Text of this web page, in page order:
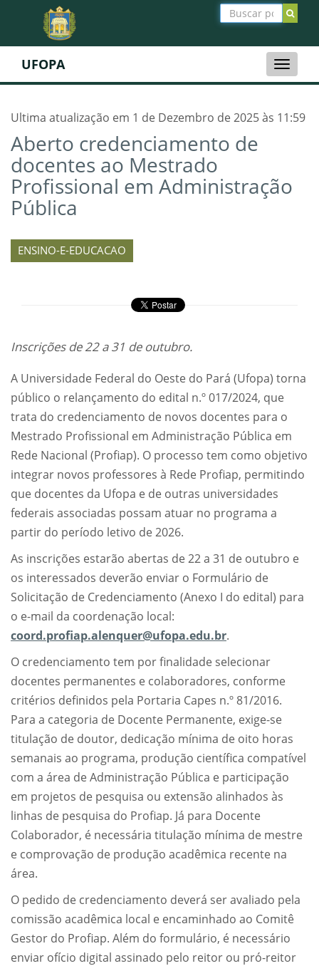
Toggle
UFOPA
Ultima atualização em 1 de Dezembro de 2025 às 11:59
Aberto credenciamento de
docentes ao Mestrado
Profissional em Administração
Pública
ENSINO-E-EDUCACAO
Inscrições de 22 a 31 de outubro.
A Universidade Federal do Oeste do Pará (Ufopa) torna
público o relançamento do edital n.º 017/2024, que
trata do credenciamento de novos docentes para o
Mestrado Profissional em Administração Pública em
Rede Nacional (Profiap). O processo tem como objetivo
integrar novos professores à Rede Profiap, permitindo
que docentes da Ufopa e de outras universidades
federais associadas possam atuar no programa a
partir do período letivo de 2026.
As inscrições estarão abertas de 22 a 31 de outubro e
os interessados deverão enviar o Formulário de
Solicitação de Credenciamento (Anexo I do edital) para
o e-mail da coordenação local:
coord.profiap.alenquer@ufopa.edu.br.
O credenciamento tem por finalidade selecionar
docentes permanentes e colaboradores, conforme
critérios definidos pela Portaria Capes n.º 81/2016.
Para a categoria de Docente Permanente, exige-se
titulação de doutor, dedicação mínima de oito horas
semanais ao programa, produção científica compatível
com a área de Administração Pública e participação
em projetos de pesquisa ou extensão alinhados às
linhas de pesquisa do Profiap. Já para Docente
Colaborador, é necessária titulação mínima de mestre
e comprovação de produção acadêmica recente na
área.
O pedido de credenciamento deverá ser avaliado pela
comissão acadêmica local e encaminhado ao Comitê
Gestor do Profiap. Além do formulário, é necessário
enviar ofício digital assinado pelo reitor ou pró-reitor